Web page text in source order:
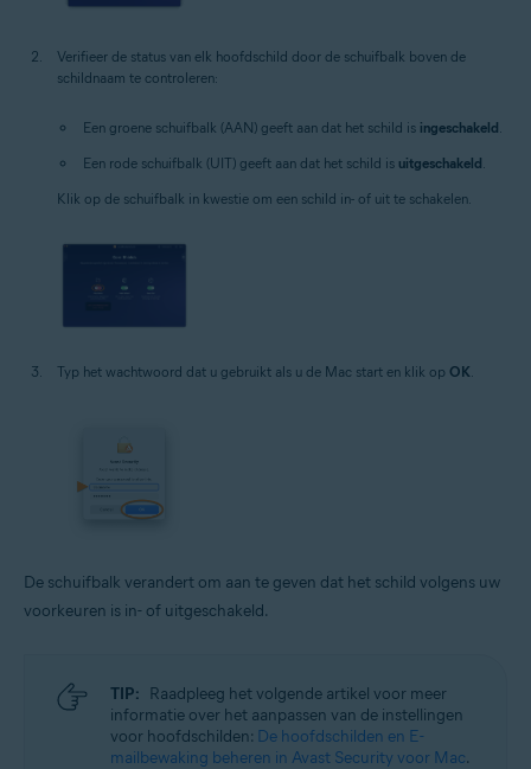
Verifieer de status van elk hoofdschild door de schuifbalk boven de
schildnaam te controleren:
Een groene schuifbalk (AAN) geeft aan dat het schild is ingeschakeld.
Een rode schuifbalk (UIT) geeft aan dat het schild is uitgeschakeld.
Klik op de schuifbalk in kwestie om een schild in- of uit te schakelen.
Typ het wachtwoord dat u gebruikt als u de Mac start en klik op OK
De schuifbalk verandert om aan te geven dat het schild volgens uw
voorkeuren is in- of uitgeschakeld.
TIP: Raadpleeg het volgende artikel voor meer
informatie over het aanpassen van de instellingen
voor hoofdschilden: De hoofdschilden en E-
mailbewaking beheren in Avast Security voor Mac.